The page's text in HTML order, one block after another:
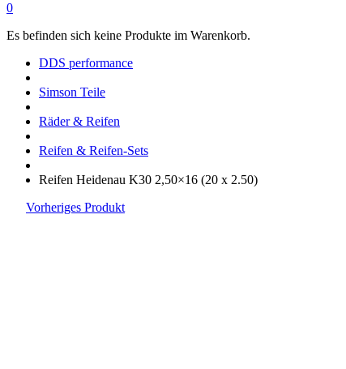
0
Es befinden sich keine Produkte im Warenkorb.
DDS performance
Simson Teile
Räder & Reifen
Reifen & Reifen-Sets
Reifen Heidenau K30 2,50×16 (20 x 2.50)
Vorheriges Produkt